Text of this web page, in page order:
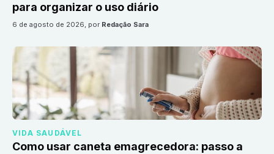
para organizar o uso diário
6 de agosto de 2026, por Redação Sara
VIDA SAUDÁVEL
Como usar caneta emagrecedora: passo a